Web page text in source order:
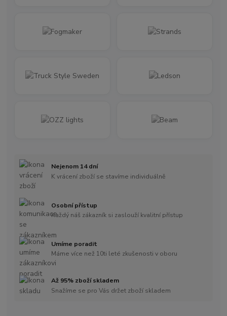
Nejenom 14 dní
K vrácení zboží se stavíme individuálně
Osobní přístup
Každý náš zákazník si zaslouží kvalitní přístup
Umíme poradit
Máme více než 10ti leté zkušenosti v oboru
Až 95% zboží skladem
Snažíme se pro Vás držet zboží skladem